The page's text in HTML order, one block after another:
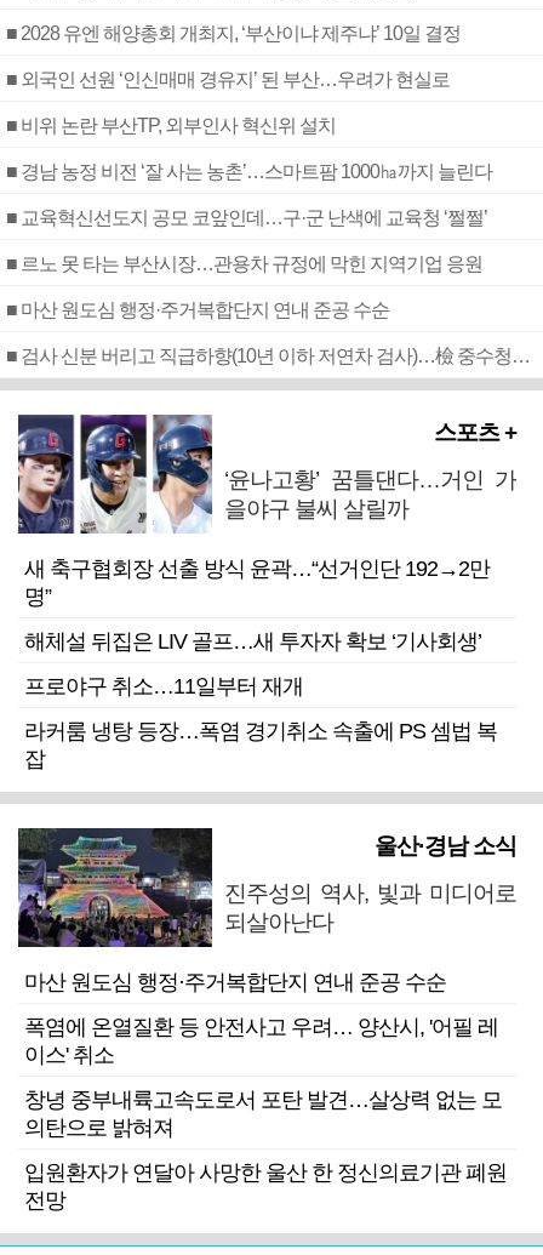
■ 2028 유엔 해양총회 개최지, ‘부산이냐 제주냐’ 10일 결정
■ 외국인 선원 ‘인신매매 경유지’ 된 부산…우려가 현실로
■ 비위 논란 부산TP, 외부인사 혁신위 설치
■ 경남 농정 비전 ‘잘 사는 농촌’…스마트팜 1000㏊까지 늘린다
■ 교육혁신선도지 공모 코앞인데…구·군 난색에 교육청 ‘쩔쩔’
■ 르노 못 타는 부산시장…관용차 규정에 막힌 지역기업 응원
■ 마산 원도심 행정·주거복합단지 연내 준공 수순
■ 검사 신분 버리고 직급하향(10년 이하 저연차 검사)…檢 중수청행 기피
스포츠 +
‘윤나고황’ 꿈틀댄다…거인 가
을야구 불씨 살릴까
새 축구협회장 선출 방식 윤곽…“선거인단 192→2만
명”
해체설 뒤집은 LIV 골프…새 투자자 확보 ‘기사회생’
프로야구 취소…11일부터 재개
라커룸 냉탕 등장…폭염 경기취소 속출에 PS 셈법 복
잡
울산·경남 소식
진주성의 역사, 빛과 미디어로
되살아난다
마산 원도심 행정·주거복합단지 연내 준공 수순
폭염에 온열질환 등 안전사고 우려… 양산시, '어필 레
이스' 취소
창녕 중부내륙고속도로서 포탄 발견…살상력 없는 모
의탄으로 밝혀져
입원환자가 연달아 사망한 울산 한 정신의료기관 폐원
전망